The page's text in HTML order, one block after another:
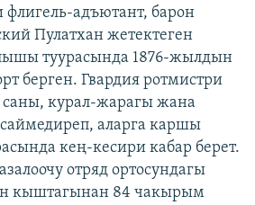
сайттары
флигель-адъютант, барон
Пулатхан жетектеген
туурасында 1876-жылдын
берген. Гвардия ротмистри
саны, курал-жарагы жана
аларга каршы
кең-кесири кабар берет.
отряд ортосундагы
кыштагынан 84 чакырым